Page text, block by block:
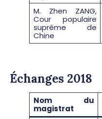
M. Zhen ZANG,
Cour populaire
suprême de
Chine
Échanges 2018
Nom du
magistrat